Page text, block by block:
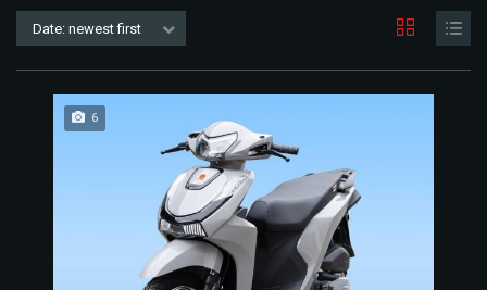
Date: newest first
6